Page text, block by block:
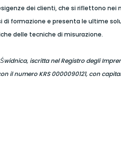
dei clienti, che si riflettono nei
formazione e presenta le ultime
delle tecniche di misurazione.
Świdnica, iscritta nel Registro degli
il numero KRS 0000090121, con